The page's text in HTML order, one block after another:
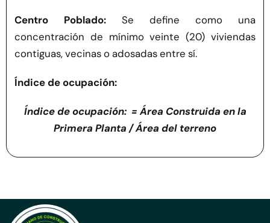
Centro Poblado:
Se define como una
concentración de mínimo veinte (20) viviendas
contiguas, vecinas o adosadas entresí.
Índice de ocupación:
Índice de ocupación: = Área Construida en la
Primera Planta / Área del terreno